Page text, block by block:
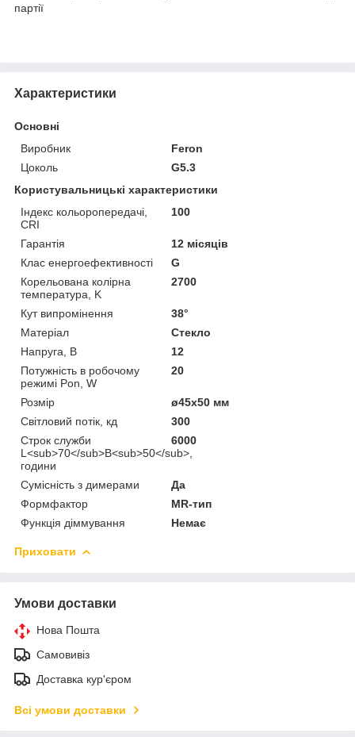
партії
Характеристики
Основні
Виробник
Feron
Цоколь
G5.3
Користувальницькі характеристики
Індекс кольоропередачі,
CRI
100
Гарантія
12 місяців
Клас енергоефективності
G
Корельована колірна
температура, K
2700
Кут випромінення
38°
Матеріал
Стекло
Напруга, В
12
Потужність в робочому
режимі Pon, W
20
Розмір
ø45х50 мм
Світловий потік, кд
300
Строк служби
L<sub>70</sub>B<sub>50</sub>,
години
6000
Сумісність з димерами
Да
Формфактор
MR-тип
Функція діммування
Немає
Приховати
Умови доставки
Нова Пошта
Самовивіз
Доставка кур'єром
Всі умови доставки